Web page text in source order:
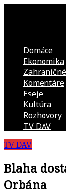
DAV
DVA
politická
revue
Domáce
Ekonomika
Zahraničné
Komentáre
Eseje
Kultúra
Rozhovory
TV DAV
TV DAV
Blaha
Orbána